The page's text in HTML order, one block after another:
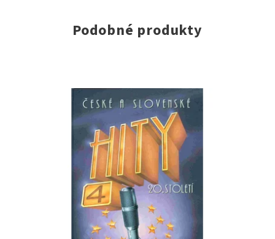
Podobné produkty